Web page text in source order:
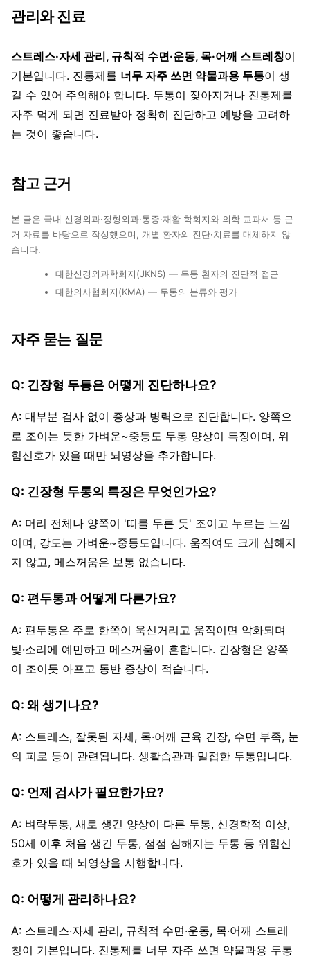
관리와 진료
스트레스·자세 관리, 규칙적 수면·운동, 목·어깨 스트레칭이
기본입니다. 진통제를 너무 자주 쓰면 약물과용 두통이 생
길 수 있어 주의해야 합니다. 두통이 잦아지거나 진통제를
자주 먹게 되면 진료받아 정확히 진단하고 예방을 고려하
는 것이 좋습니다.
참고 근거
본 글은 국내 신경외과·정형외과·통증·재활 학회지와 의학 교과서 등 근
거 자료를 바탕으로 작성했으며, 개별 환자의 진단·치료를 대체하지 않
습니다.
대한신경외과학회지(JKNS) — 두통 환자의 진단적 접근
대한의사협회지(KMA) — 두통의 분류와 평가
자주 묻는 질문
Q: 긴장형 두통은 어떻게 진단하나요?
A: 대부분 검사 없이 증상과 병력으로 진단합니다. 양쪽으
로 조이는 듯한 가벼운~중등도 두통 양상이 특징이며, 위
험신호가 있을 때만 뇌영상을 추가합니다.
Q: 긴장형 두통의 특징은 무엇인가요?
A: 머리 전체나 양쪽이 '띠를 두른 듯' 조이고 누르는 느낌
이며, 강도는 가벼운~중등도입니다. 움직여도 크게 심해지
지 않고, 메스꺼움은 보통 없습니다.
Q: 편두통과 어떻게 다른가요?
A: 편두통은 주로 한쪽이 욱신거리고 움직이면 악화되며
빛·소리에 예민하고 메스꺼움이 흔합니다. 긴장형은 양쪽
이 조이듯 아프고 동반 증상이 적습니다.
Q: 왜 생기나요?
A: 스트레스, 잘못된 자세, 목·어깨 근육 긴장, 수면 부족, 눈
의 피로 등이 관련됩니다. 생활습관과 밀접한 두통입니다.
Q: 언제 검사가 필요한가요?
A: 벼락두통, 새로 생긴 양상이 다른 두통, 신경학적 이상,
50세 이후 처음 생긴 두통, 점점 심해지는 두통 등 위험신
호가 있을 때 뇌영상을 시행합니다.
Q: 어떻게 관리하나요?
A: 스트레스·자세 관리, 규칙적 수면·운동, 목·어깨 스트레
칭이 기본입니다. 진통제를 너무 자주 쓰면 약물과용 두통